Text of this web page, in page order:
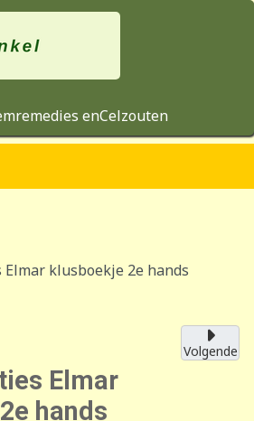
enCelzouten
klusboekje 2e hands
Volgende
Elmar
hands